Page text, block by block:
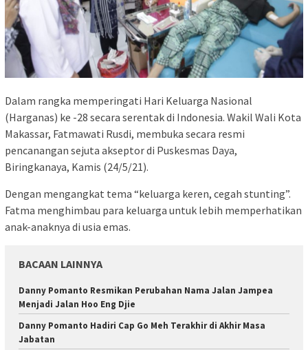
Dalam rangka memperingati Hari Keluarga Nasional
(Harganas) ke -28 secara serentak di Indonesia. Wakil Wali Kota
Makassar, Fatmawati Rusdi, membuka secara resmi
pencanangan sejuta akseptor di Puskesmas Daya,
Biringkanaya, Kamis (24/5/21).
Dengan mengangkat tema “keluarga keren, cegah stunting”.
Fatma menghimbau para keluarga untuk lebih memperhatikan
anak-anaknya di usia emas.
BACAAN LAINNYA
Danny Pomanto Resmikan Perubahan Nama Jalan Jampea
Menjadi Jalan Hoo Eng Djie
Danny Pomanto Hadiri Cap Go Meh Terakhir di Akhir Masa
Jabatan